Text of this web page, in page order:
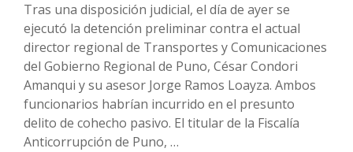
Tras una disposición judicial, el día de ayer se
ejecutó la detención preliminar contra el actual
director regional de Transportes y Comunicaciones
del Gobierno Regional de Puno, César Condori
Amanqui y su asesor Jorge Ramos Loayza. Ambos
funcionarios habrían incurrido en el presunto
delito de cohecho pasivo. El titular de la Fiscalía
Anticorrupción de Puno, …